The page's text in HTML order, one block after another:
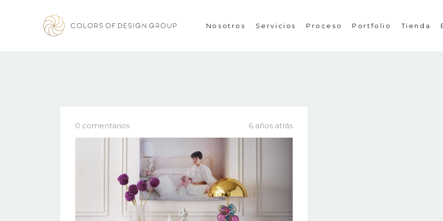
Nosotros Servicios Proceso Portfolio Tienda
0 comentarios 6 años atrás